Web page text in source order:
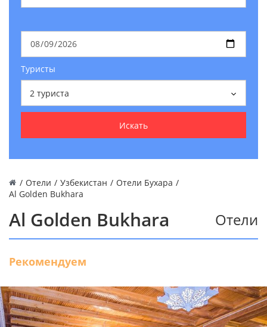
Туристы
2 туриста
Искать
/ Отели / Узбекистан / Отели Бухара /
Al Golden Bukhara
Al Golden Bukhara Отели
Рекомендуем